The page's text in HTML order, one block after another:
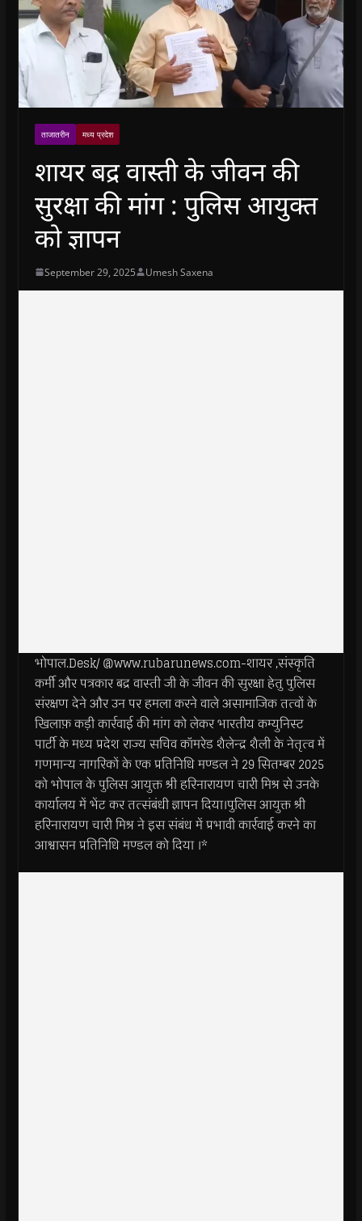
ताजातरीन मध्य प्रदेश
शायर बद्र वास्ती के जीवन की
सुरक्षा की मांग : पुलिस आयुक्त
को ज्ञापन
September 29, 2025 Umesh Saxena
भोपाल.Desk/ @www.rubarunews.com-शायर ,संस्कृति
कर्मी और पत्रकार बद्र वास्ती जी के जीवन की सुरक्षा हेतु पुलिस
संरक्षण देने और उन पर हमला करने वाले असामाजिक तत्वों के
खिलाफ़ कड़ी कार्रवाई की मांग को लेकर भारतीय कम्युनिस्ट
पार्टी के मध्य प्रदेश राज्य सचिव कॉमरेड शैलेन्द्र शैली के नेतृत्व में
गणमान्य नागरिकों के एक प्रतिनिधि मण्डल ने 29 सितम्बर 2025
को भोपाल के पुलिस आयुक्त श्री हरिनारायण चारी मिश्र से उनके
कार्यालय में भेंट कर तत्संबंधी ज्ञापन दिया।पुलिस आयुक्त श्री
हरिनारायण चारी मिश्र ने इस संबंध में प्रभावी कार्रवाई करने का
आश्वासन प्रतिनिधि मण्डल को दिया ।*